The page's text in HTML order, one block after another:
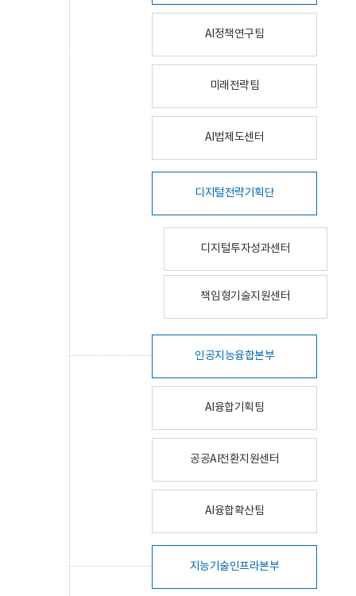
AI정책연구팀
미래전략팀
AI법제도센터
디지털전략기획단
디지털투자성과센터
책임형기술지원센터
인공지능융합본부
AI융합기획팀
공공AI전환지원센터
AI융합확산팀
지능기술인프라본부